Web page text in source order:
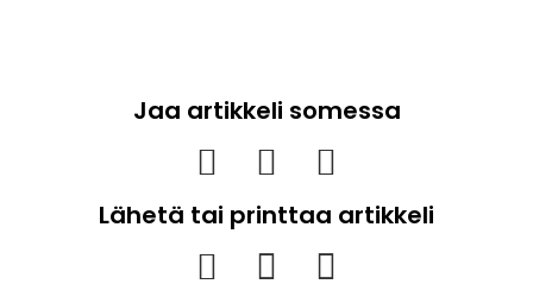
Jaa artikkeli somessa
Lähetä tai printtaa artikkeli